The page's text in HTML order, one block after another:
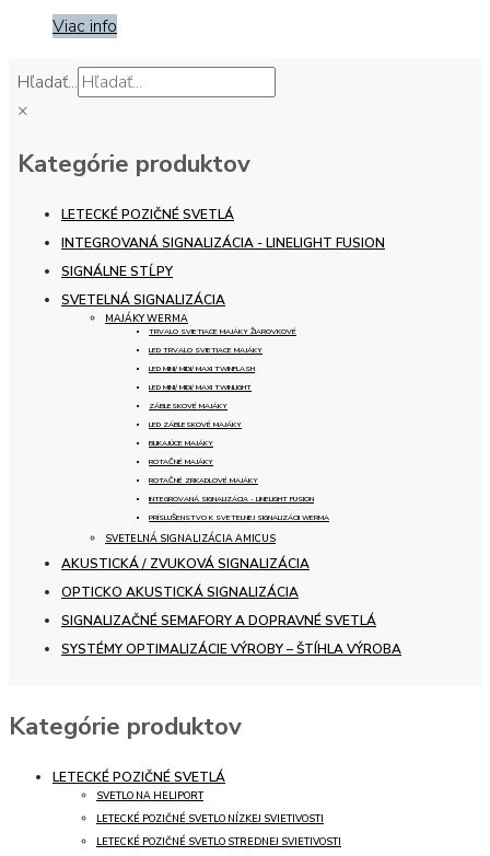
Viac info
Hľadať...
×
Kategórie produktov
LETECKÉ POZIČNÉ SVETLÁ
INTEGROVANÁ SIGNALIZÁCIA - LINELIGHT FUSION
SIGNÁLNE STĹPY
SVETELNÁ SIGNALIZÁCIA
MAJÁKY WERMA
TRVALO SVIETIACE MAJÁKY ŽIAROVKOVÉ
LED TRVALO SVIETIACE MAJÁKY
LED MINI/ MIDI/ MAXI TWINFLASH
LED MINI/ MIDI/ MAXI TWINLIGHT
ZÁBLESKOVÉ MAJÁKY
LED ZÁBLESKOVÉ MAJÁKY
BLIKAJÚCE MAJÁKY
ROTAČNÉ MAJÁKY
ROTAČNÉ ZRKADLOVÉ MAJÁKY
INTEGROVANÁ SIGNALIZÁCIA - LINELIGHT FUSION
PRÍSLUŠENSTVO K SVETELNEJ SIGNALIZÁCII WERMA
SVETELNÁ SIGNALIZÁCIA AMICUS
AKUSTICKÁ / ZVUKOVÁ SIGNALIZÁCIA
OPTICKO AKUSTICKÁ SIGNALIZÁCIA
SIGNALIZAČNÉ SEMAFORY A DOPRAVNÉ SVETLÁ
SYSTÉMY OPTIMALIZÁCIE VÝROBY – ŠTÍHLA VÝROBA
Kategórie produktov
LETECKÉ POZIČNÉ SVETLÁ
SVETLO NA HELIPORT
LETECKÉ POZIČNÉ SVETLO NÍZKEJ SVIETIVOSTI
LETECKÉ POZIČNÉ SVETLO STREDNEJ SVIETIVOSTI